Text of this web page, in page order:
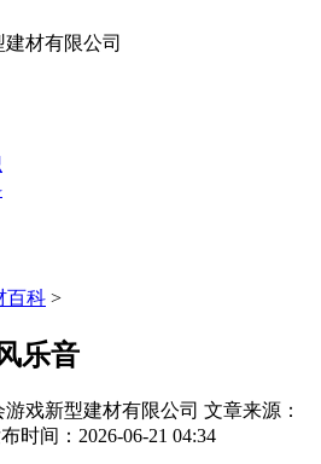
百科 >
乐音
戏新型建材有限公司 文章来源：
时间：2026-06-21 04:34